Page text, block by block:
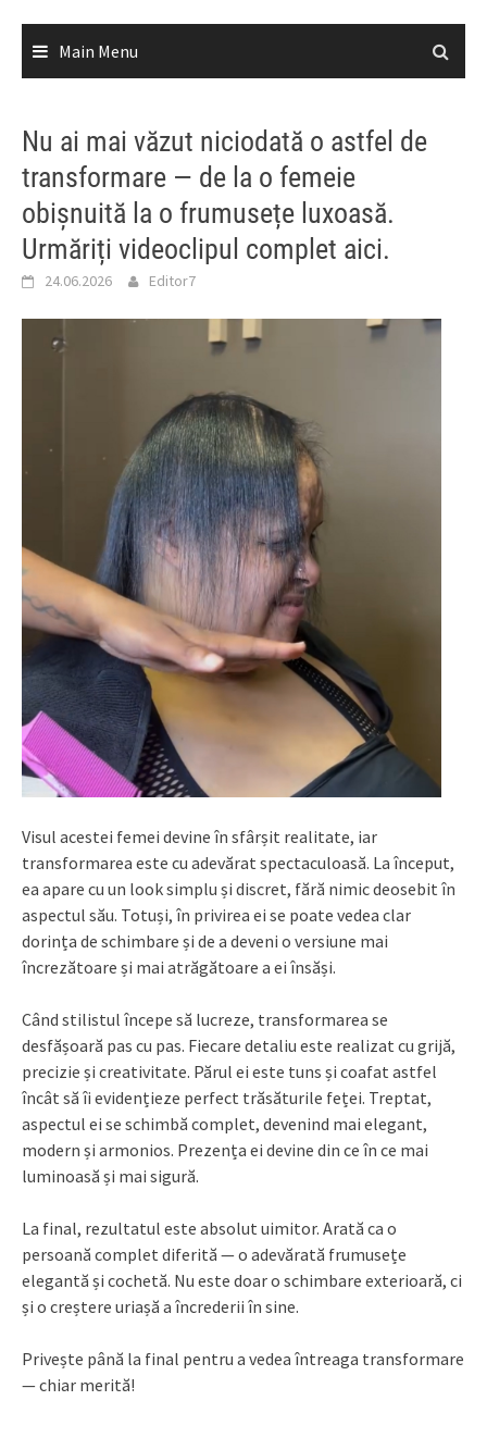
Main Menu
Nu ai mai văzut niciodată o astfel de
transformare — de la o femeie
obișnuită la o frumusețe luxoasă.
Urmăriți videoclipul complet aici.
24.06.2026 Editor7
Visul acestei femei devine în sfârșit realitate, iar
transformarea este cu adevărat spectaculoasă. La început,
ea apare cu un look simplu și discret, fără nimic deosebit în
aspectul său. Totuși, în privirea ei se poate vedea clar
dorința de schimbare și de a deveni o versiune mai
încrezătoare și mai atrăgătoare a ei însăși.
Când stilistul începe să lucreze, transformarea se
desfășoară pas cu pas. Fiecare detaliu este realizat cu grijă,
precizie și creativitate. Părul ei este tuns și coafat astfel
încât să îi evidențieze perfect trăsăturile feței. Treptat,
aspectul ei se schimbă complet, devenind mai elegant,
modern și armonios. Prezența ei devine din ce în ce mai
luminoasă și mai sigură.
La final, rezultatul este absolut uimitor. Arată ca o
persoană complet diferită — o adevărată frumusețe
elegantă și cochetă. Nu este doar o schimbare exterioară, ci
și o creștere uriașă a încrederii în sine.
Privește până la final pentru a vedea întreaga transformare
— chiar merită!